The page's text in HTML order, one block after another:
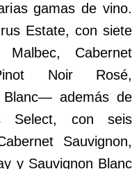
gamas de vino.
Estate, con siete
Cabernet
Noir Rosé,
Blanc— además de
Select, con seis
Sauvignon,
y Sauvignon Blanc